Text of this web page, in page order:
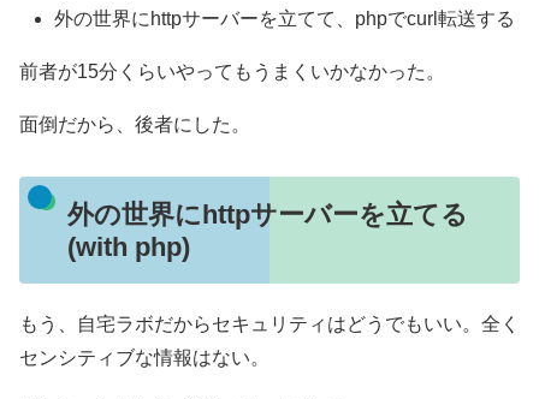
外の世界にhttpサーバーを立てて、phpでcurl転送する
前者が15分くらいやってもうまくいかなかった。
面倒だから、後者にした。
外の世界にhttpサーバーを立てる
(with php)
もう、自宅ラボだからセキュリティはどうでもいい。全く
センシティブな情報はない。